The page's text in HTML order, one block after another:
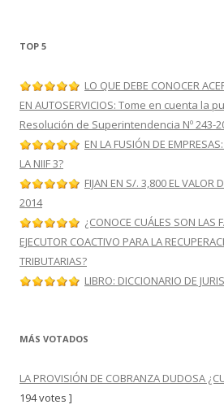
TOP 5
LO QUE DEBE CONOCER
EN AUTOSERVICIOS: Tome en cuenta la
Resolución de Superintendencia Nº 243-
EN LA FUSIÓN DE
LA NIIF 3?
FIJAN EN S/. 3,800 EL VALOR
2014
¿CONOCE CUÁLES SON LAS
EJECUTOR COACTIVO PARA LA
TRIBUTARIAS?
LIBRO: DICCIONARIO DE
MÁS VOTADOS
LA PROVISIÓN DE COBRANZA DUDOSA
194 votes ]